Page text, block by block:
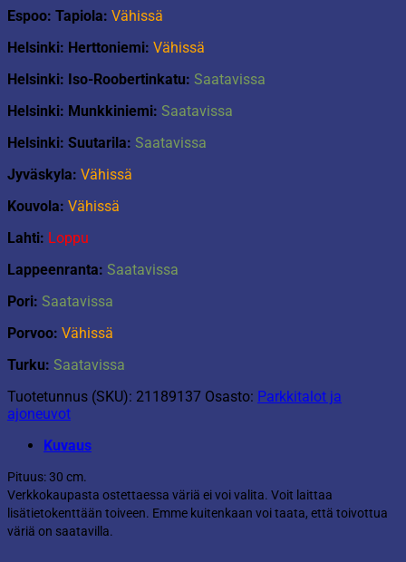
Espoo: Tapiola: Vähissä
Helsinki: Herttoniemi: Vähissä
Helsinki: Iso-Roobertinkatu: Saatavissa
Helsinki: Munkkiniemi: Saatavissa
Helsinki: Suutarila: Saatavissa
Jyväskyla: Vähissä
Kouvola: Vähissä
Lahti: Loppu
Lappeenranta: Saatavissa
Pori: Saatavissa
Porvoo: Vähissä
Turku: Saatavissa
Tuotetunnus (SKU): 21189137 Osasto: Parkkitalot ja
ajoneuvot
Kuvaus
Pituus: 30 cm.
Verkkokaupasta ostettaessa väriä ei voi valita. Voit laittaa
lisätietokenttään toiveen. Emme kuitenkaan voi taata, että toivottua
väriä on saatavilla.